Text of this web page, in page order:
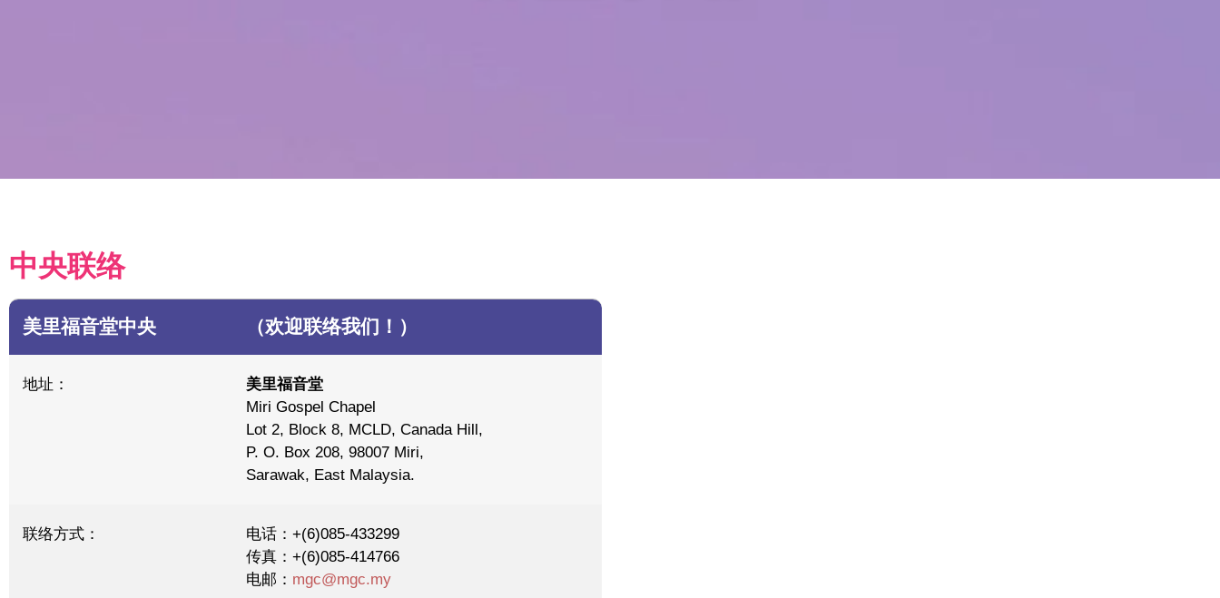
中央联络
美里福音堂中央 （欢迎联络我们！）
地址：
美里福音堂
Miri Gospel Chapel
Lot 2, Block 8, MCLD, Canada Hill,
P. O. Box 208, 98007 Miri,
Sarawak, East Malaysia.
联络方式：
电话：+(6)085-433299
传真：+(6)085-414766
电邮： mgc@mgc.my